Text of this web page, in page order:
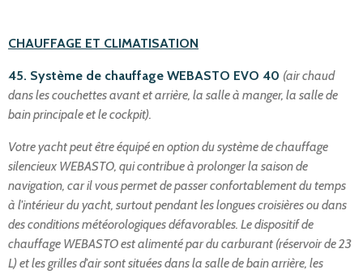
CHAUFFAGE ET CLIMATISATION
45. Système de chauffage WEBASTO EVO 40 (air chaud
dans les couchettes avant et arrière, la salle à manger, la salle de
bain principale et le cockpit).
Votre yacht peut être équipé en option du système de chauffage
silencieux WEBASTO, qui contribue à prolonger la saison de
navigation, car il vous permet de passer confortablement du temps
à l'intérieur du yacht, surtout pendant les longues croisières ou dans
des conditions météorologiques défavorables. Le dispositif de
chauffage WEBASTO est alimenté par du carburant (réservoir de 23
L) et les grilles d'air sont situées dans la salle de bain arrière, les